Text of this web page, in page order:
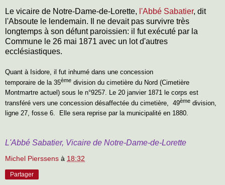
Le vicaire de Notre-Dame-de-Lorette, l'Abbé Sabatier, dit
l'Absoute le lendemain. Il ne devait pas survivre très
longtemps à son défunt paroissien: il fut exécuté par la
Commune le 26 mai 1871 avec un lot d'autres
ecclésiastiques.
Quant à Isidore, il fut inhumé dans une concession
temporaire de la 35ème division du cimetière du Nord (Cimetière
Montmartre actuel) sous le n°9257. Le 20 janvier 1871 le corps est
transféré vers une concession désaffectée du cimetière, 49ème division,
ligne 27, fosse 6. Elle sera reprise par la municipalité en 1880.
L'Abbé Sabatier, Vicaire de Notre-Dame-de-Lorette
Michel Pierssens à 18:32
Partager